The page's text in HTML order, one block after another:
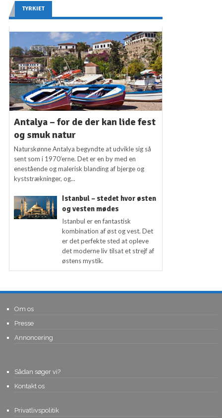
TYRKIET
Antalya – for de der kan lide fest
og smuk natur
Naturskønne Antalya begyndte at udvikle sig så
sent som i 1970’erne. Det er en by med en
enestående og malerisk blanding af bjerge og
kyststrækninger, og...
Istanbul – stedet hvor østen
og vesten mødes
Istanbul er en fantastisk
kombination af øst og vest. Det
er det perfekte sted at opleve
det moderne liv tilsat et strejf af
østens mystik.
Om os
Presse
Annoncering
Sådan søger vi?
Kontakt os
Privatlivspolitik